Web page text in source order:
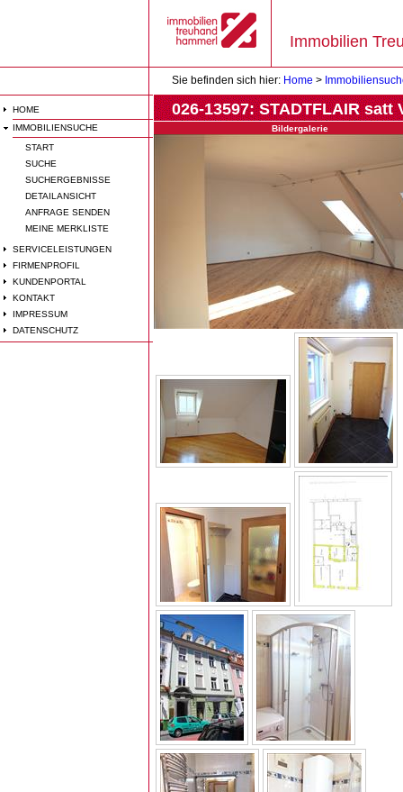
Immobilien
HOME
IMMOBILIENSUCHE
START
SUCHE
SUCHERGEBNISSE
DETAILANSICHT
ANFRAGE SENDEN
MEINE MERKLISTE
SERVICELEISTUNGEN
FIRMENPROFIL
KUNDENPORTAL
KONTAKT
IMPRESSUM
DATENSCHUTZ
Sie befinden sich hier: Home >
026-13597:STADTFLAIR satt
Bildergalerie